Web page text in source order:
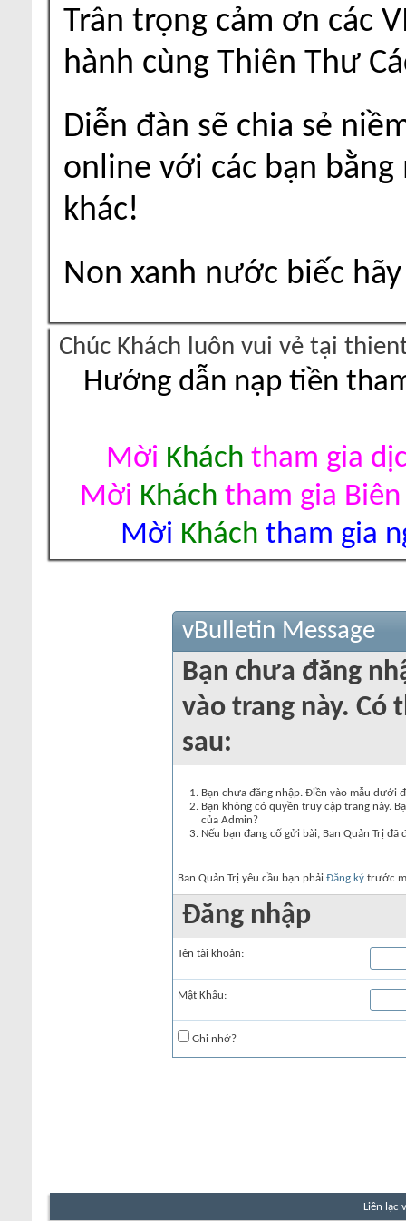
Trân trọng cảm ơn các
hành cùng Thiên Thư
Diễn đàn sẽ chia sẻ
online với các bạn
khác!
Non xanh nước biếc
Chúc Khách luôn vui vẻ tại
Hướng dẫn nạp tiền
Mời Khách tham gia
Mời Khách tham gia
Mời Khách tham gia
vBulletin Message
Bạn chưa đăng
vào trang này. Có
sau:
Bạn chưa đăng nhập. Điền vào mẫu dưới
Bạn không có quyền truy cập trang này.
của Admin?
Nếu bạn đang cố gửi bài, Ban Quản Trị
Ban Quản Trị yêu cầu bạn phải Đăng ký trước
Đăng nhập
Tên tài khoản:
Mật Khẩu:
Ghi nhớ?
Liên lạc